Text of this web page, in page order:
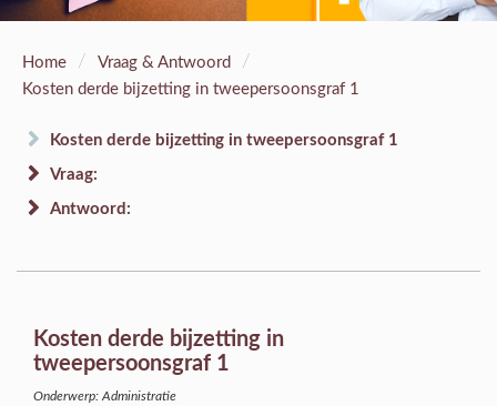
Home / Vraag & Antwoord /
Kosten derde bijzetting in tweepersoonsgraf 1
Kosten derde bijzetting in tweepersoonsgraf 1
Vraag:
Antwoord:
Kosten derde bijzetting in
tweepersoonsgraf 1
Onderwerp: Administratie